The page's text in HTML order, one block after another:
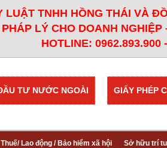
LUẬT TNHH HỒNG THÁI VÀ
LÝ CHO DOANH
HOTLINE: 0962.893.900
GIẤY PHÉP
TƯ NƯỚC NGOÀI
Thuế/ Lao động / Bảo hiểm xã hội Sở hữu trí